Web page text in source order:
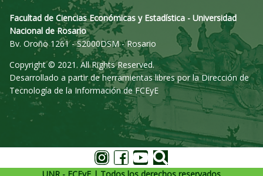
Facultad de Ciencias Económicas y Estadística - Universidad
Nacional de Rosario
Bv. Oroño 1261 - S2000DSM - Rosario
Copyright © 2021. All Rights Reserved.
Desarrollado a partir de herramientas libres por la Dirección de
Tecnología de la Información de FCEyE